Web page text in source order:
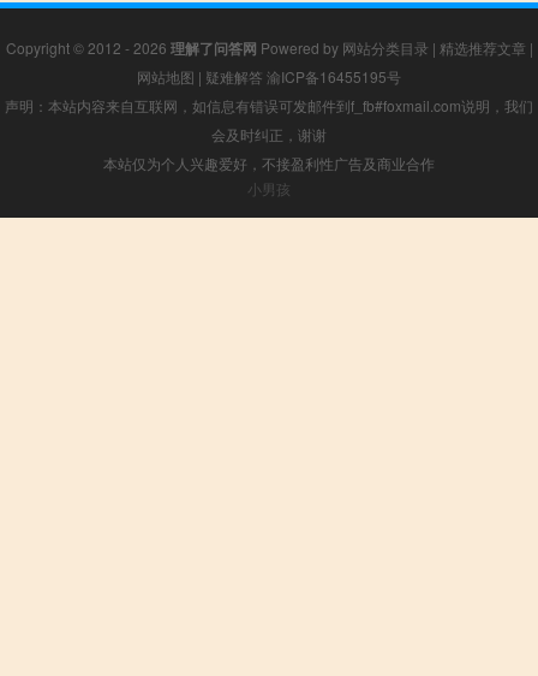
Copyright © 2012 - 2026 理解了问答网 Powered by 网站分类目录 | 精选推荐文章 |
网站地图 | 疑难解答 渝ICP备16455195号
声明：本站内容来自互联网，如信息有错误可发邮件到f_fb#foxmail.com说明，我们
会及时纠正，谢谢
本站仅为个人兴趣爱好，不接盈利性广告及商业合作
小男孩